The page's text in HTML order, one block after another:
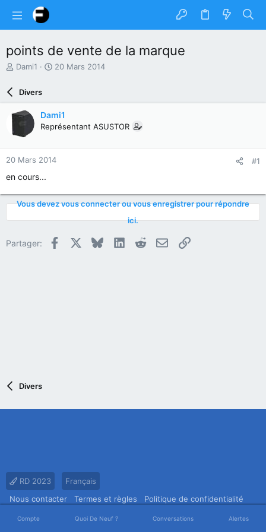
points de vente de la marque
A
e
s
u
t
Dami1
D
e
d
b
u
20 Mars 2014
Divers
Dami1
Représentant ASUSTOR
20 Mars 2014 #1
en cours...
Vous devez vous connecter ou vous enregistrer pour répondre
ici.
Partager: Facebook BlueskyLinkedInRedditE-mailLien
Divers
Compte Quoi De Neuf ? Conversations Alertes
RD 2023
Français
Nous contacter
Termes et règles
Politique de confidentialité
Aide
Accueil
R